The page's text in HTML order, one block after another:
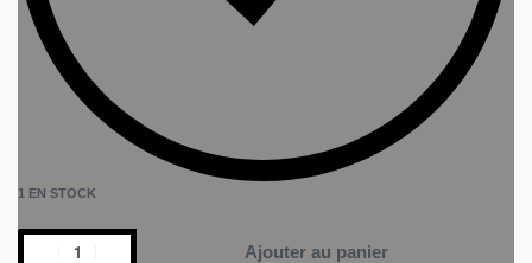
1 EN STOCK
Ajouter au panier